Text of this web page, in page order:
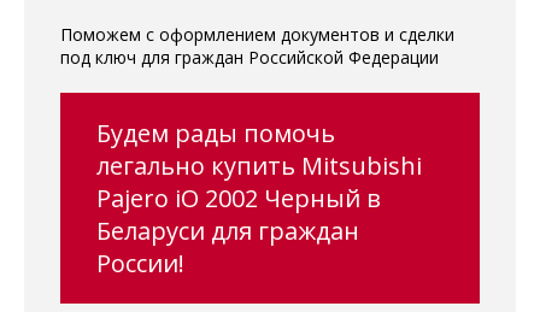
Поможем с оформлением документов и сделки
под ключ для граждан Российской Федерации
Будем рады помочь
легально купить Mitsubishi
Pajero iO 2002 Черный в
Беларуси для граждан
России!